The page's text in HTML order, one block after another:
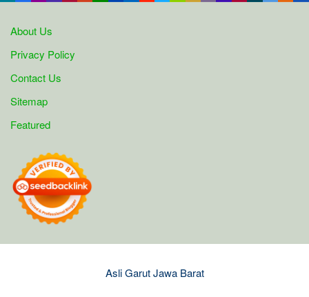
About Us
Privacy Policy
Contact Us
Sitemap
Featured
Asli Garut Jawa Barat